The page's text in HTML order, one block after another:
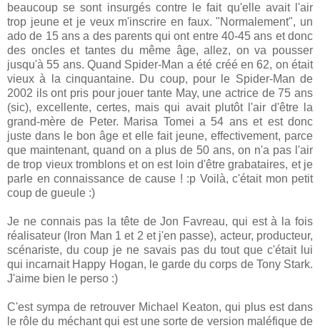
beaucoup se sont insurgés contre le fait qu'elle avait l'air
trop jeune et je veux m'inscrire en faux. "Normalement", un
ado de 15 ans a des parents qui ont entre 40-45 ans et donc
des oncles et tantes du même âge, allez, on va pousser
jusqu'à 55 ans. Quand Spider-Man a été créé en 62, on était
vieux à la cinquantaine. Du coup, pour le Spider-Man de
2002 ils ont pris pour jouer tante May, une actrice de 75 ans
(sic), excellente, certes, mais qui avait plutôt l'air d'être la
grand-mère de Peter. Marisa Tomei a 54 ans et est donc
juste dans le bon âge et elle fait jeune, effectivement, parce
que maintenant, quand on a plus de 50 ans, on n'a pas l'air
de trop vieux tromblons et on est loin d'être grabataires, et je
parle en connaissance de cause ! :p Voilà, c'était mon petit
coup de gueule :)
Je ne connais pas la tête de Jon Favreau, qui est à la fois
réalisateur (Iron Man 1 et 2 et j'en passe), acteur, producteur,
scénariste, du coup je ne savais pas du tout que c'était lui
qui incarnait Happy Hogan, le garde du corps de Tony Stark.
J'aime bien le perso :)
C'est sympa de retrouver Michael Keaton, qui plus est dans
le rôle du méchant qui est une sorte de version maléfique de